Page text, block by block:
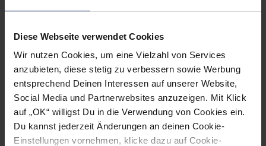
Diese Webseite verwendet Cookies
Wir nutzen Cookies, um eine Vielzahl von Services
anzubieten, diese stetig zu verbessern sowie Werbung
entsprechend Deinen Interessen auf unserer Website,
Social Media und Partnerwebsites anzuzeigen. Mit Klick
auf „OK“ willigst Du in die Verwendung von Cookies ein.
Du kannst jederzeit Änderungen an deinen Cookie-
Einstellungen vornehmen, klicke dazu auf Cookie-
navigation
previous
News:
Entschlossen
in
den
Endspurt
(MM)
News:
Zuversichtliche
Löwen
(BNN)